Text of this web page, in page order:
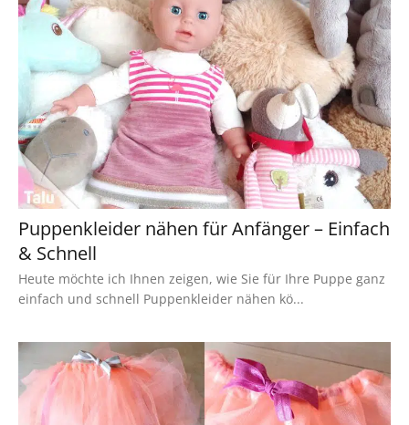
Puppenkleider nähen für Anfänger – Einfach
& Schnell
Heute möchte ich Ihnen zeigen, wie Sie für Ihre Puppe ganz
einfach und schnell Puppenkleider nähen kö...